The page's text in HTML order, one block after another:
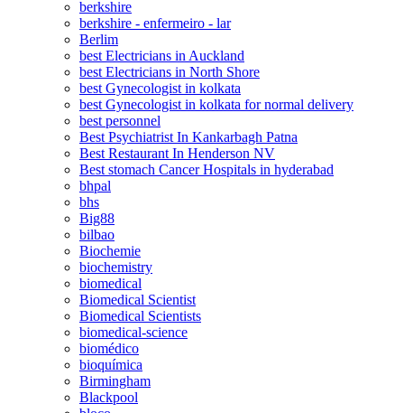
berkshire
berkshire - enfermeiro - lar
Berlim
best Electricians in Auckland
best Electricians in North Shore
best Gynecologist in kolkata
best Gynecologist in kolkata for normal delivery
best personnel
Best Psychiatrist In Kankarbagh Patna
Best Restaurant In Henderson NV
Best stomach Cancer Hospitals in hyderabad
bhpal
bhs
Big88
bilbao
Biochemie
biochemistry
biomedical
Biomedical Scientist
Biomedical Scientists
biomedical-science
biomédico
bioquímica
Birmingham
Blackpool